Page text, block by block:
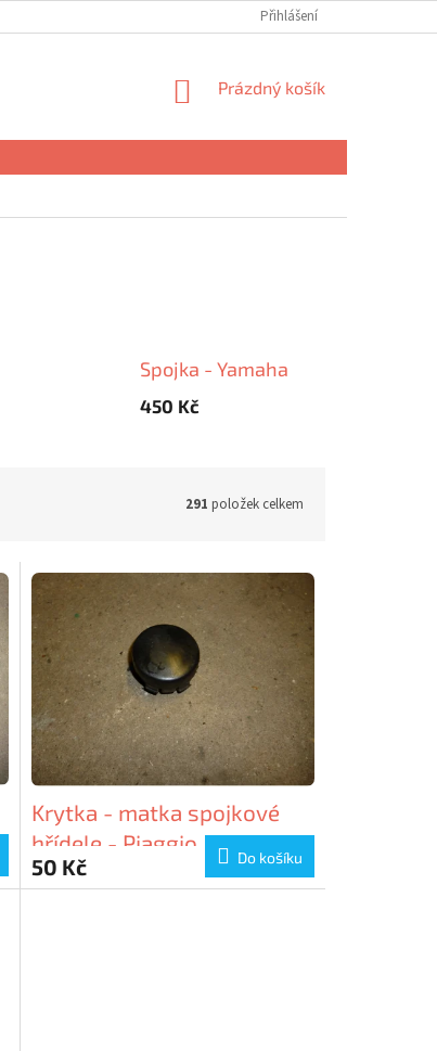
Přihlášení
NÁKUPNÍ
Prázdný košík
Spojka - Yamaha
450 Kč
291 položek celkem
Krytka - matka spojkové
hřídele - Piaggio
50 Kč Do košíku